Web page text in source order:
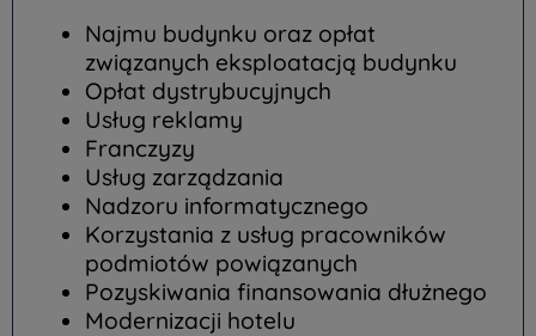
Najmu budynku oraz opłat
związanych eksploatacją budynku
Opłat dystrybucyjnych
Usług reklamy
Franczyzy
Usług zarządzania
Nadzoru informatycznego
Korzystania z usług pracowników
podmiotów powiązanych
Pozyskiwania finansowania dłużnego
Modernizacji hotelu